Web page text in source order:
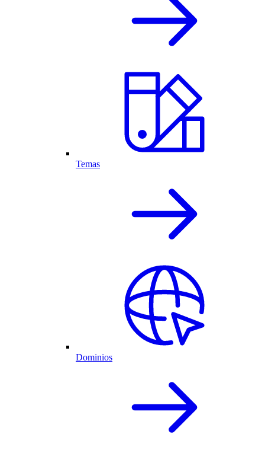
Temas
Dominios